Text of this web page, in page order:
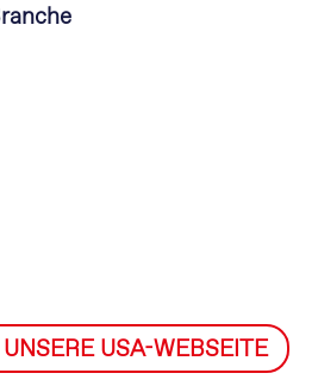
USA-WEBSEITE